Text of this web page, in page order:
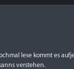
lese kommt es
verstehen.